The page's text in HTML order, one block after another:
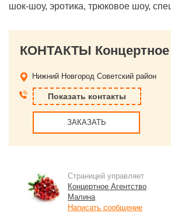
шок-шоу, эротика, трюковое шоу,
Нижний Новгород Советский район
Показать контакты
ЗАКАЗАТЬ
Страницей управляет
Концертное Агентство
Малина
Написать сообщение